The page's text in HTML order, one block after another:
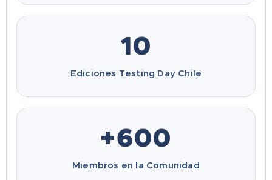
10
Ediciones Testing Day Chile
+600
Miembros en la Comunidad